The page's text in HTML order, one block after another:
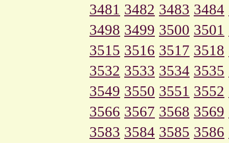
3481 3482 3483 3484
3498 3499 3500 3501
3515 3516 3517 3518
3532 3533 3534 3535
3549 3550 3551 3552
3566 3567 3568 3569
3583 3584 3585 3586